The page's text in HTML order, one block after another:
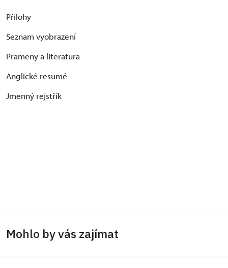
Přílohy
Seznam vyobrazení
Prameny a literatura
Anglické resumé
Jmenný rejstřík
Mohlo by vás zajímat